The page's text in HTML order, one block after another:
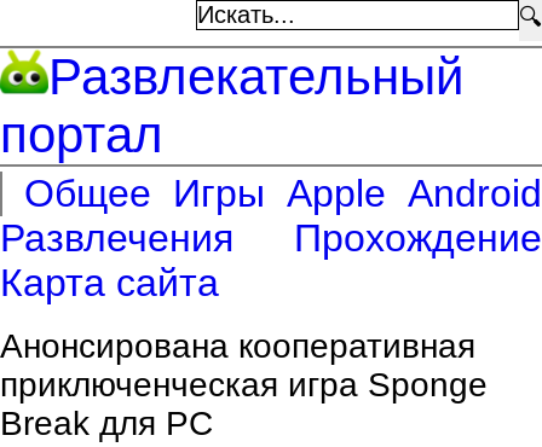
🔍
Развлекательный
портал
Общее Игры Apple Android
Развлечения
Прохождение
Карта сайта
Анонсирована кооперативная
приключенческая игра Sponge
Break для PC